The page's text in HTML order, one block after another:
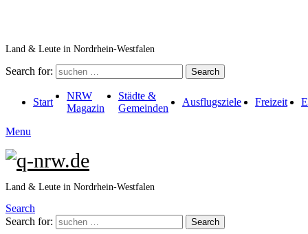
Land & Leute in Nordrhein-Westfalen
Search for: Search
Start
NRW
Magazin
Städte &
Gemeinden
Ausflugsziele Freizeit
Menu
Land & Leute in Nordrhein-Westfalen
Search
Search for:
Search